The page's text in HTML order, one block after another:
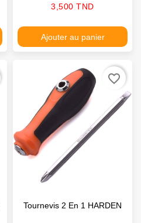
Prix
3,500 TND
Ajouter au panier
Tournevis 2 En 1 HARDEN
favorite_border